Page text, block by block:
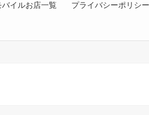
バイルお店一覧 プライバシーポリシー